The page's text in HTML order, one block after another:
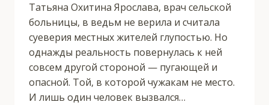
Татьяна Охитина Ярослава, врач сельской
больницы, в ведьм не верила и считала
суеверия местных жителей глупостью. Но
однажды реальность повернулась к ней
совсем другой стороной — пугающей и
опасной. Той, в которой чужакам не место.
И лишь один человек вызвался…